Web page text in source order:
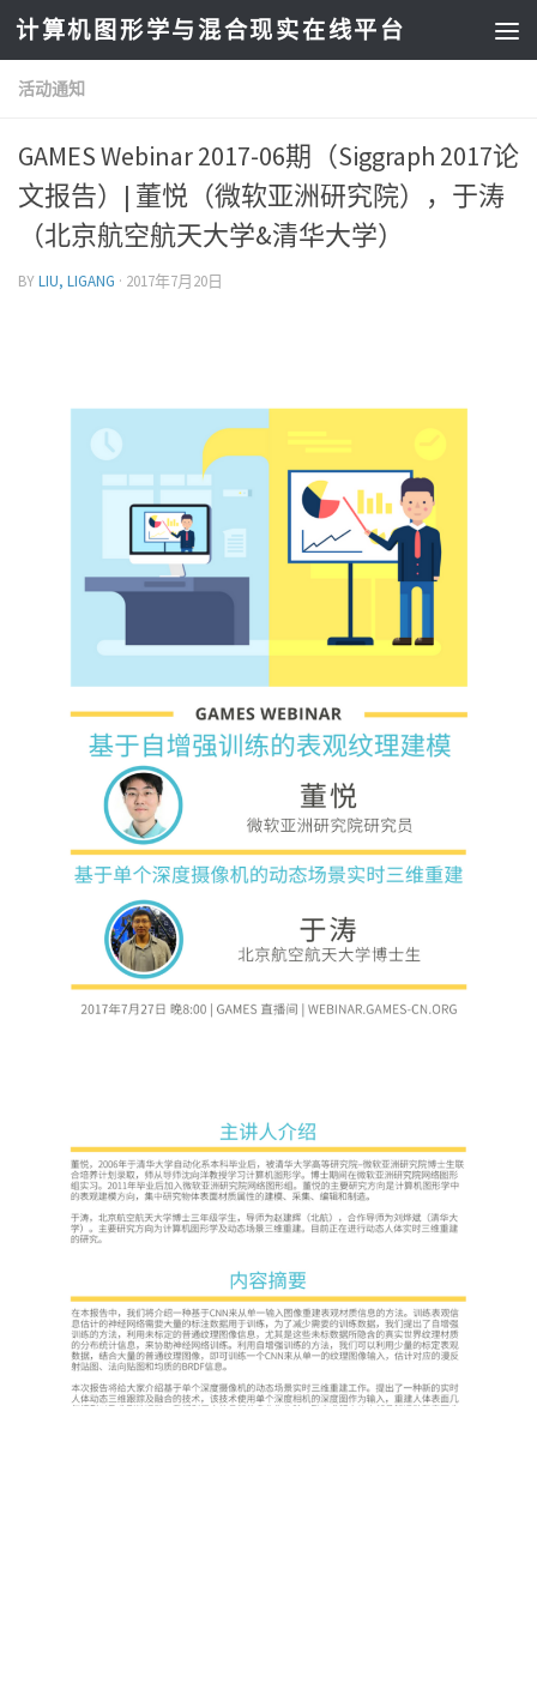
计算机图形学与混合现实在线平台
活动通知
GAMES Webinar 2017-06期（Siggraph 2017论
文报告）| 董悦（微软亚洲研究院），于涛
（北京航空航天大学&清华大学）
BYLIU, LIGANG · 2017年7月20日